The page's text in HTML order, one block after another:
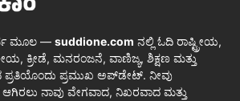
ಮೂಲ — suddione.com ನಲ್ಲಿ ಓದಿ ರಾಷ್ಟ್ರೀಯ,
ಕ್ರೀಡೆ, ಮನರಂಜನೆ, ವಾಣಿಜ್ಯ, ಶಿಕ್ಷಣ ಮತ್ತು
ಪ್ರತಿಯೊಂದು ಪ್ರಮುಖ ಅಪ್‌ಡೇಟ್. ನೀವು
ನಾವು ವೇಗವಾದ, ನಿಖರವಾದ ಮತ್ತು